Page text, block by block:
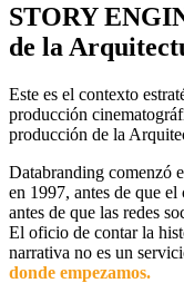
STORY
de la
Este es el contexto
producción
producción de la
Databranding comenzó
en 1997, antes de que
antes de que las redes
El oficio de contar la
narrativa no es un
donde empezamos.